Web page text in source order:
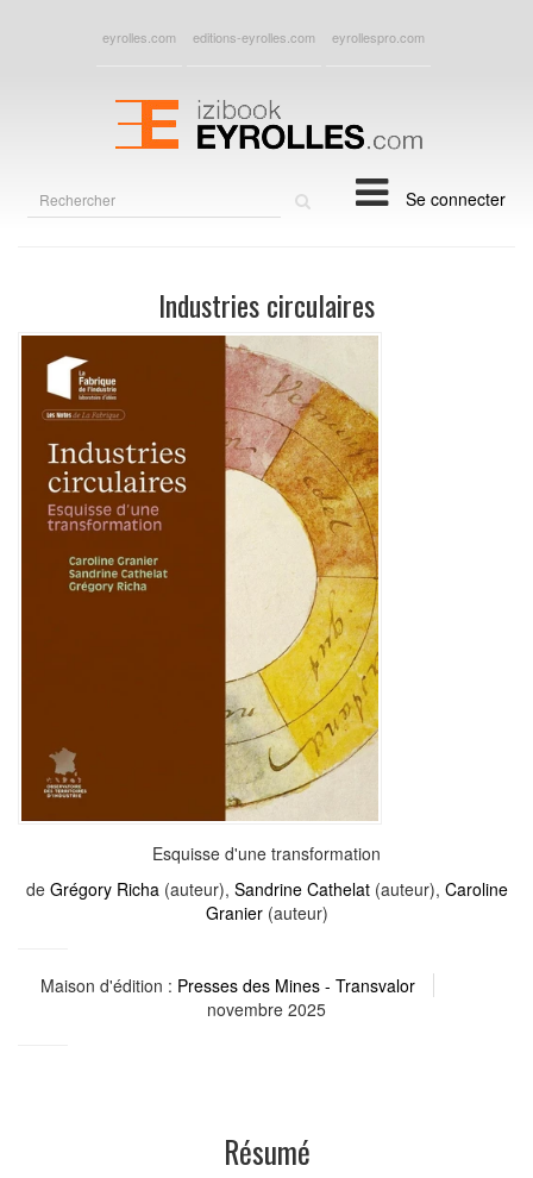
eyrolles.com editions-eyrolles.com eyrollespro.com
Se connecter
Industries circulaires
Esquisse d'une transformation
de Grégory Richa(auteur), Sandrine Cathelat(auteur), Caroline
Granier(auteur)
Maison d'édition : Presses des Mines - Transvalor
novembre 2025
Résumé